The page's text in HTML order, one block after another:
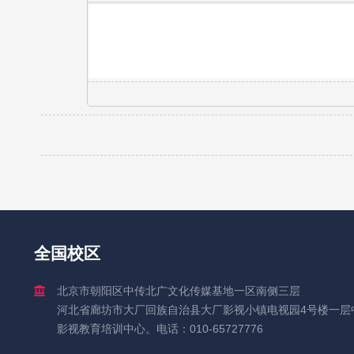
全国校区
北京市朝阳区中传北广文化传媒基地一区南侧三层
河北省廊坊市大厂回族自治县大厂影视小镇电视园4号楼一层
影视教育培训中心。电话：010-65727776